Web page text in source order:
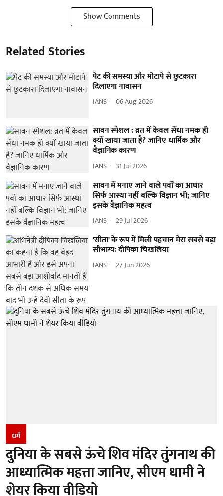
Show Comments
Related Stories
पेट की समस्या और मोटापे से छुटकारा
दिलाएगा नावासन
IANS 06 Aug 2026
सावन स्पेशल : व्रत में केवल सेंधा नमक ही
क्यों खाया जाता है? जानिए धार्मिक और
वैज्ञानिक कारण
IANS 31 Jul 2026
सावन में मनाए जाने वाले पर्वों का आधार
सिर्फ आस्था नहीं बल्कि विज्ञान भी; जानिए
इसके वैज्ञानिक महत्व
IANS 29 Jul 2026
'सीता' के रूप में मिली पहचान मेरा सबसे बड़ा
सौभाग्य: दीपिका चिखलिया
IANS 27 Jun 2026
धर्म
दुनिया के सबसे ऊंचे शिव मंदिर तुंगनाथ की
आध्यात्मिक महत्ता जानिए, सीएम धामी ने
शेयर किया वीडियो